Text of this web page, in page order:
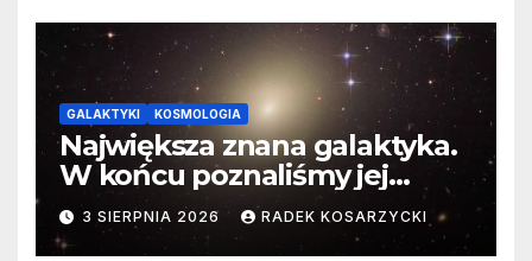
GALAKTYKI KOSMOLOGIA
Największa znana galaktyka.
W końcu poznaliśmy jej
faktyczne wymiary
3 SIERPNIA 2026 RADEK KOSARZYCKI